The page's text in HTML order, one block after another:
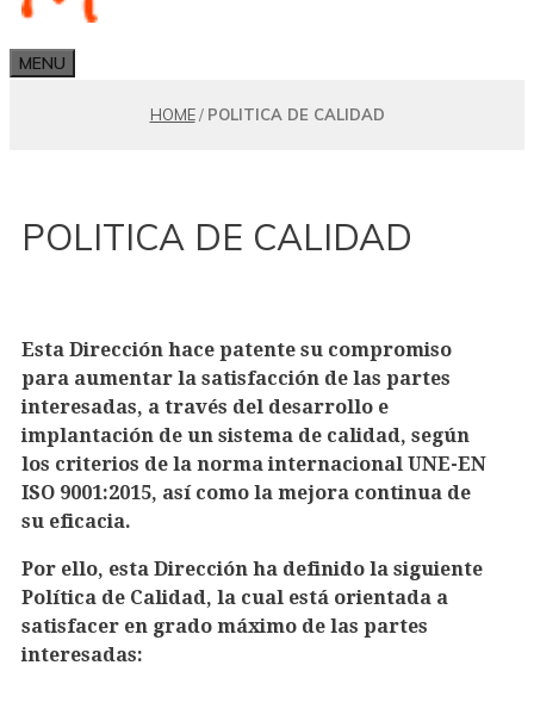
MENU
HOME/ POLITICA DE CALIDAD
POLITICA DE CALIDAD
Esta Dirección hace patente su compromiso
para aumentar la satisfacción de las partes
interesadas, a través del desarrollo e
implantación de un sistema de calidad, según
los criterios de la norma internacional UNE-EN
ISO 9001:2015, así como la mejora continua de
su eficacia.
Por ello, esta Dirección ha definido la siguiente
Política de Calidad, la cual está orientada a
satisfacer en grado máximo de las partes
interesadas: